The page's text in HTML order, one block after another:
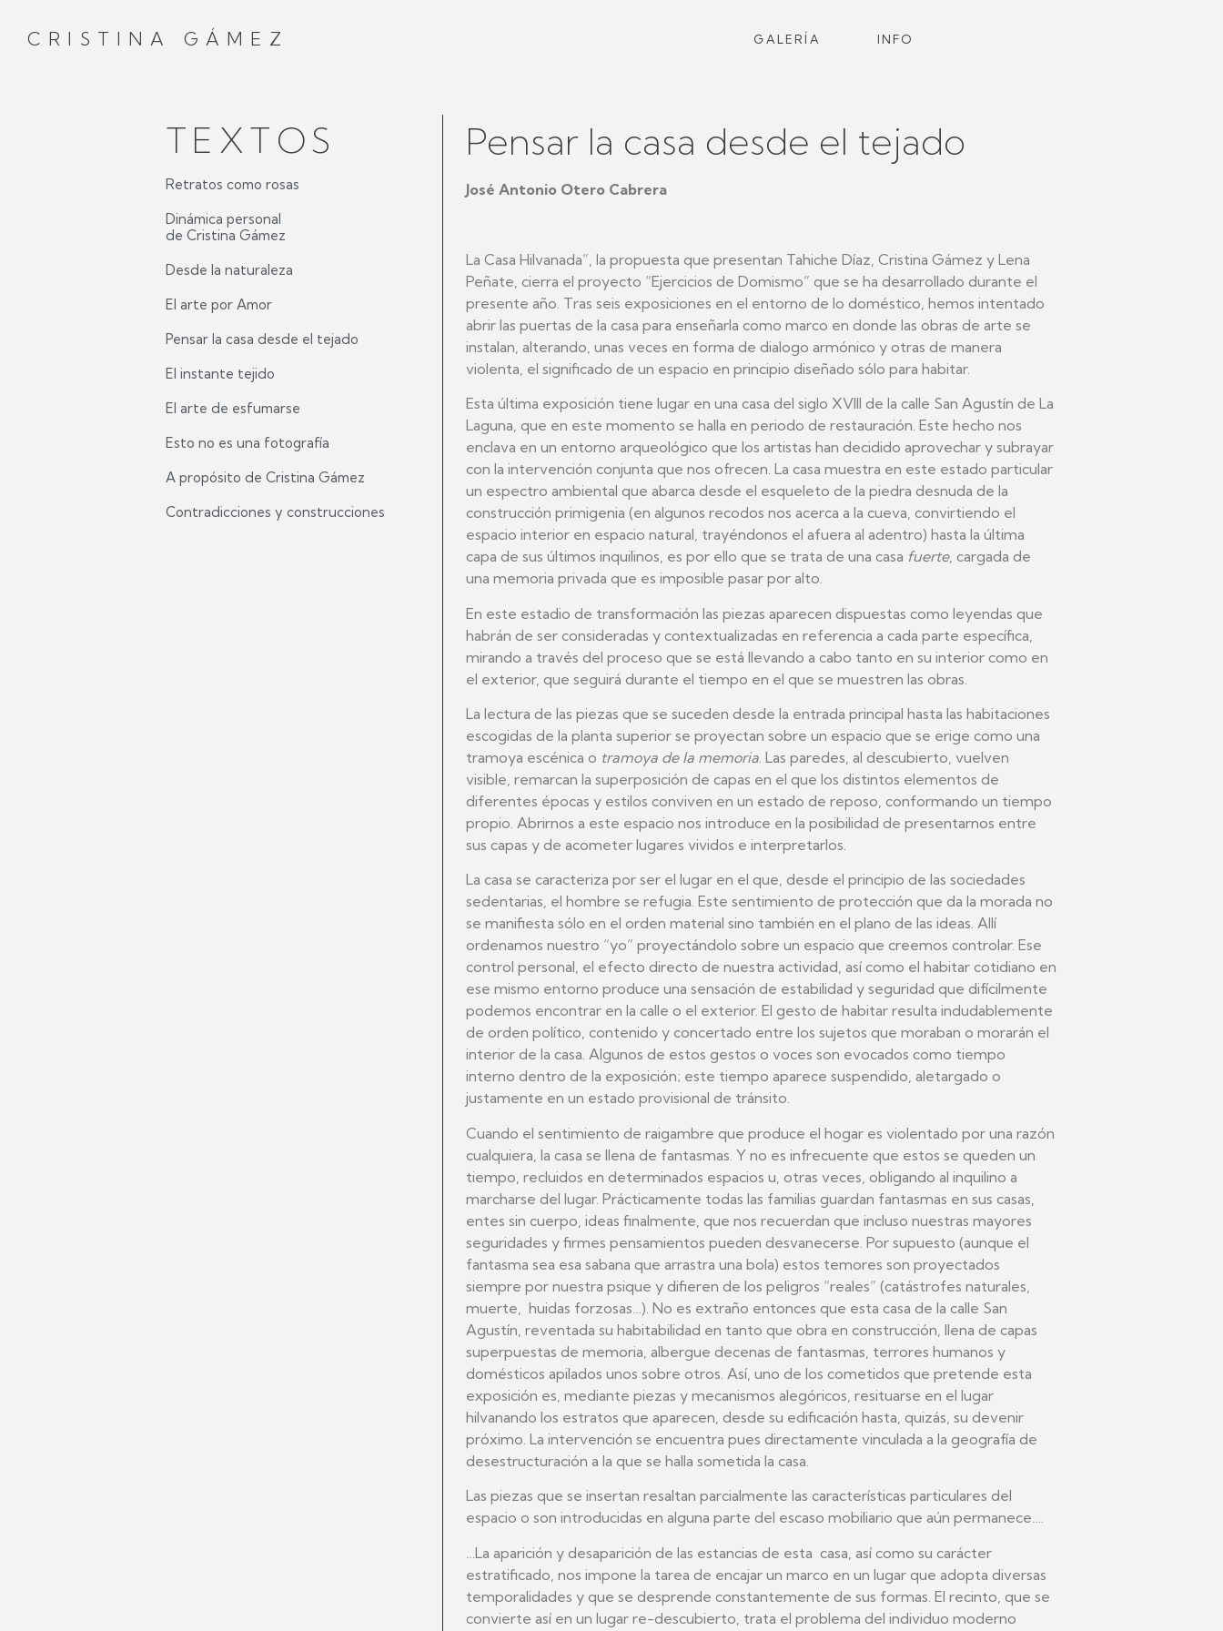
CRISTINA GÁMEZ GALERÍA INFO
TEXTOS
Retratos como rosas
Dinámica personal
de Cristina Gámez
Desde la naturaleza
El arte por Amor
Pensar la casa desde el tejado
El instante tejido
El arte de esfumarse
Esto no es una fotografía
A propósito de Cristina Gámez
Contradicciones y construcciones
Pensar la casa desde el tejado
José Antonio Otero Cabrera
La Casa Hilvanada”, la propuesta que presentan Tahiche Díaz, Cristina Gámez y Lena
Peñate, cierra el proyecto “Ejercicios de Domismo” que se ha desarrollado durante el
presente año. Tras seis exposiciones en el entorno de lo doméstico, hemos intentado
abrir las puertas de la casa para enseñarla como marco en donde las obras de arte se
instalan, alterando, unas veces en forma de dialogo armónico y otras de manera
violenta, el significado de un espacio en principio diseñado sólo para habitar.
Esta última exposición tiene lugar en una casa del siglo XVIII de la calle San Agustín de La
Laguna, que en este momento se halla en periodo de restauración. Este hecho nos
enclava en un entorno arqueológico que los artistas han decidido aprovechar y subrayar
con la intervención conjunta que nos ofrecen. La casa muestra en este estado particular
un espectro ambiental que abarca desde el esqueleto de la piedra desnuda de la
construcción primigenia (en algunos recodos nos acerca a la cueva, convirtiendo el
espacio interior en espacio natural, trayéndonos el afuera al adentro) hasta la última
capa de sus últimos inquilinos, es por ello que se trata de una casa fuerte, cargada de
una memoria privada que es imposible pasar por alto.
En este estadio de transformación las piezas aparecen dispuestas como leyendas que
habrán de ser consideradas y contextualizadas en referencia a cada parte específica,
mirando a través del proceso que se está llevando a cabo tanto en su interior como en
el exterior, que seguirá durante el tiempo en el que se muestren las obras.
La lectura de las piezas que se suceden desde la entrada principal hasta las habitaciones
escogidas de la planta superior se proyectan sobre un espacio que se erige como una
tramoya escénica o tramoya de la memoria . Las paredes, al descubierto, vuelven
visible, remarcan la superposición de capas en el que los distintos elementos de
diferentes épocas y estilos conviven en un estado de reposo, conformando un tiempo
propio. Abrirnos a este espacio nos introduce en la posibilidad de presentarnos entre
sus capas y de acometer lugares vividos e interpretarlos.
La casa se caracteriza por ser el lugar en el que, desde el principio de las sociedades
sedentarias, el hombre se refugia. Este sentimiento de protección que da la morada no
se manifiesta sólo en el orden material sino también en el plano de las ideas. Allí
ordenamos nuestro “yo” proyectándolo sobre un espacio que creemos controlar. Ese
control personal, el efecto directo de nuestra actividad, así como el habitar cotidiano en
ese mismo entorno produce una sensación de estabilidad y seguridad que difícilmente
podemos encontrar en la calle o el exterior. El gesto de habitar resulta indudablemente
de orden político, contenido y concertado entre los sujetos que moraban o morarán el
interior de la casa. Algunos de estos gestos o voces son evocados como tiempo
interno dentro de la exposición; este tiempo aparece suspendido, aletargado o
justamente en un estado provisional de tránsito.
Cuando el sentimiento de raigambre que produce el hogar es violentado por una razón
cualquiera, la casa se llena de fantasmas. Y no es infrecuente que estos se queden un
tiempo, recluidos en determinados espacios u, otras veces, obligando al inquilino a
marcharse del lugar. Prácticamente todas las familias guardan fantasmas en sus casas,
entes sin cuerpo, ideas finalmente, que nos recuerdan que incluso nuestras mayores
seguridades y firmes pensamientos pueden desvanecerse. Por supuesto (aunque el
fantasma sea esa sabana que arrastra una bola) estos temores son proyectados
siempre por nuestra psique y difieren de los peligros “reales” (catástrofes naturales,
muerte, huidas forzosas…). No es extraño entonces que esta casa de la calle San
Agustín, reventada su habitabilidad en tanto que obra en construcción, llena de capas
superpuestas de memoria, albergue decenas de fantasmas, terrores humanos y
domésticos apilados unos sobre otros. Así, uno de los cometidos que pretende esta
exposición es, mediante piezas y mecanismos alegóricos, resituarse en el lugar
hilvanando los estratos que aparecen, desde su edificación hasta, quizás, su devenir
próximo. La intervención se encuentra pues directamente vinculada a la geografía de
desestructuración a la que se halla sometida la casa.
Las piezas que se insertan resaltan parcialmente las características particulares del
espacio o son introducidas en alguna parte del escaso mobiliario que aún permanece….
…La aparición y desaparición de las estancias de esta casa, así como su carácter
estratificado, nos impone la tarea de encajar un marco en un lugar que adopta diversas
temporalidades y que se desprende constantemente de sus formas. El recinto, que se
convierte así en un lugar re-descubierto, trata el problema del individuo moderno